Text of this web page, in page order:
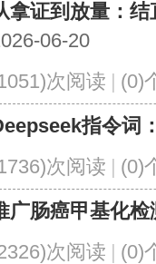
拿证到放量：
06-20
次阅读
(0)
指令词
次阅读
(0)
广肠癌甲基化
次阅读
(0)